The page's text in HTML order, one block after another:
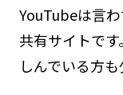
YouTubeは言
共有サイトで
しんでいる方